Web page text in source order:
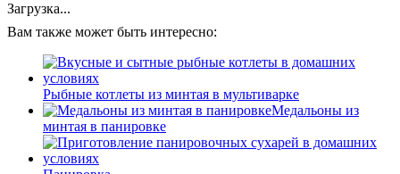
Загрузка...
Вам также может быть интересно:
Рыбные котлеты из минтая в мультиварке
Медальоны из
минтая в панировке